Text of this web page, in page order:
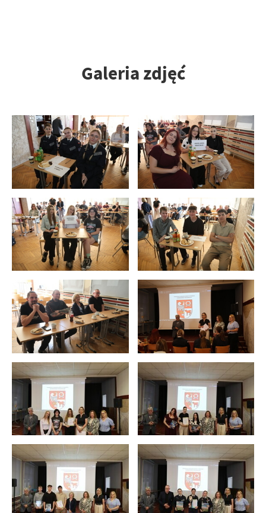
Galeria zdjęć